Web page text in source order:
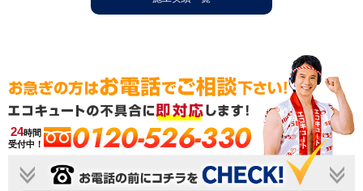
24時間
受付中！
0120-526-330